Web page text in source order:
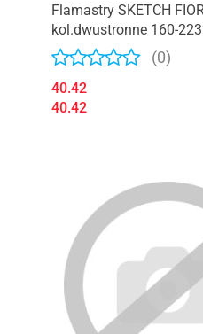
Flamastry SKETCH
kol.dwustronne 160-
(0)
40.42
40.42